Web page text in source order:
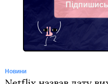
Telegram
Новини